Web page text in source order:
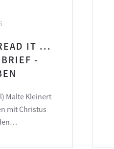
IT ...
-
Malte Kleinert
mit Christus